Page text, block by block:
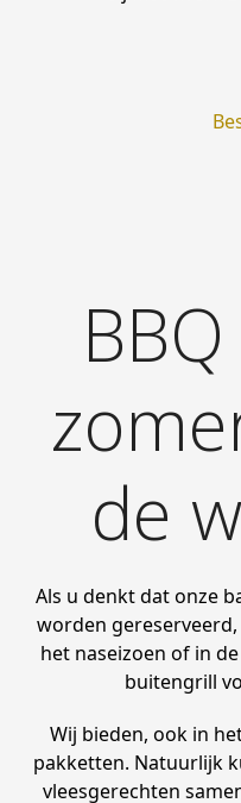
de
Als u denkt dat onze
worden
het naseizoen of in
buitengrill
Wij bieden, ook in
pakketten. Natuurlijk
vleesgerechten